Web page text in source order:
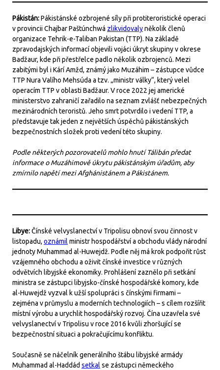
Pákistán:Pákistánské ozbrojené síly při protiteroristické operaci
v provincii Chajbar Paštúnchwá zlikvidovalyněkolik členů
organizace Tehrik-e-Taliban Pakistan (TTP). Na základě
zpravodajských informací objevili vojáci úkryt skupiny v okrese
Badžaur, kde při přestřelce padlo několik ozbrojenců. Mezi
zabitými byl i Kárí Amžd, známý jako Muzáhim – zástupce vůdce
TTP Nura Valího Mehsúda a tzv. „ministr války“, který velel
operacím TTP v oblasti Badžaur. V roce 2022 jej americké
ministerstvo zahraničí zařadilo na seznam zvlášť nebezpečných
mezinárodních teroristů. Jeho smrt potvrdilo i vedení TTP, a
představuje tak jeden z největších úspěchů pákistánských
bezpečnostních složek proti vedení této skupiny.
Podle některých pozorovatelů mohlo hnutí Tálibán předat
informace o Muzáhimově úkrytu pákistánským úřadům, aby
zmírnilo napětí mezi Afghánistánem a Pákistánem.
Libye:Čínské velvyslanectví v Tripolisu obnoví svou činnost v
listopadu, oznámil ministr hospodářství a obchodu vlády národní
jednoty Muhammad al-Huwejdž. Podle něj má krok podpořit růst
vzájemného obchodu a oživit čínské investice v různých
odvětvích libyjské ekonomiky. Prohlášení zaznělo při setkání
ministra se zástupci libyjsko-čínské hospodářské komory, kde
al-Huwejdž vyzval k užší spolupráci s čínskými firmami –
zejména v průmyslu a moderních technologiích – s cílem rozšířit
místní výrobu a urychlit hospodářský rozvoj. Čína uzavřela své
velvyslanectví v Tripolisu v roce 2016 kvůli zhoršující se
bezpečnostní situaci a pokračujícímu konfliktu.
Současně se náčelník generálního štábu libyjské armády
Muhammad al-Haddád setkal se zástupci německého